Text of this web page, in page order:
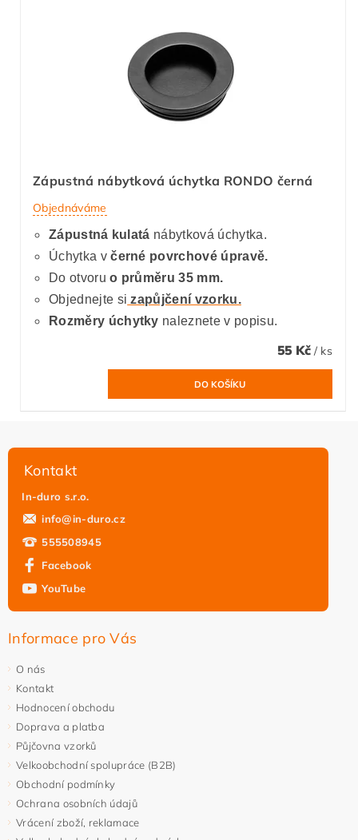
Zápustná nábytková úchytka RONDO černá
Objednáváme
Zápustná kulatá nábytková úchytka.
Úchytka včerné povrchové úpravě.
Do otvoru o průměru 35 mm.
Objednejte si zapůjčení vzorku.
Rozměry úchytky naleznete v popisu.
55 Kč / ks
Kontakt
In-duro s.r.o.
info@in-duro.cz
555508945
Facebook
YouTube
Informace pro Vás
O nás
Kontakt
Hodnocení obchodu
Doprava a platba
Půjčovna vzorků
Velkoobchodní spolupráce (B2B)
Obchodní podmínky
Ochrana osobních údajů
Vrácení zboží, reklamace